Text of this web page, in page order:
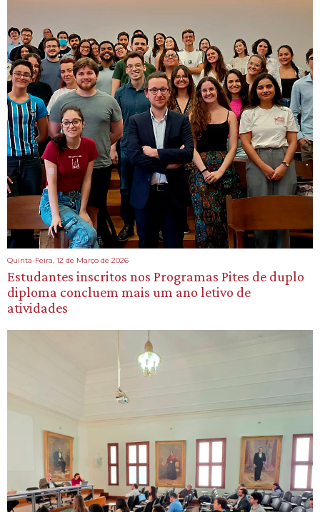
Quinta-Feira, 12 de Março de 2026
Estudantes inscritos nos Programas Pites de duplo
diploma concluem mais um ano letivo de
atividades